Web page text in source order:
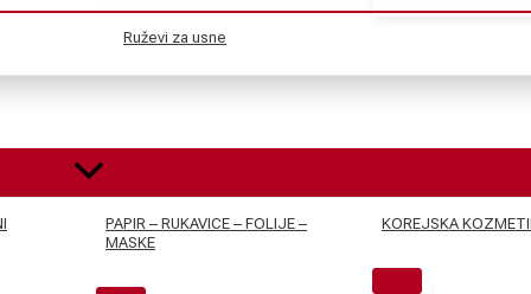
Ruževi za usne
PAPIR – RUKAVICE – FOLIJE –
MASKE
KOREJSKA